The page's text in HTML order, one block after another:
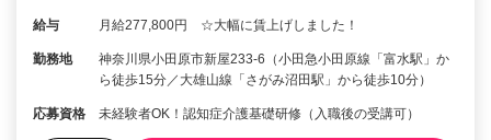
給与 月給277,800円 ☆大幅に賃上げしました！
勤務地
神奈川県小田原市新屋233-6（小田急小田原線「富水駅」か
ら徒歩15分／大雄山線「さがみ沼田駅」から徒歩10分）
応募資格 未経験者OK！認知症介護基礎研修（入職後の受講可）